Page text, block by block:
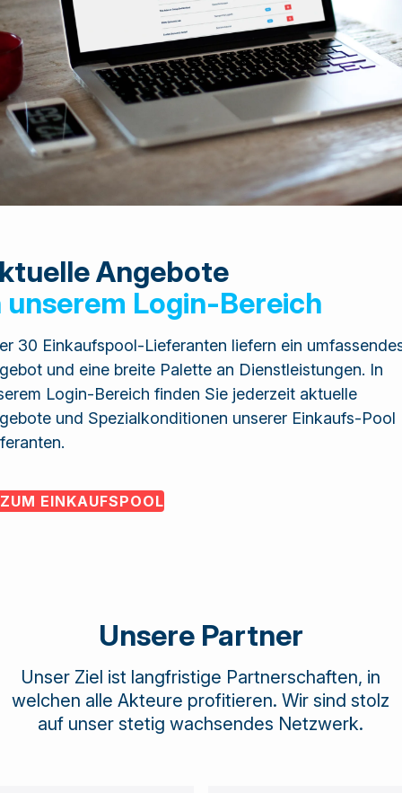
Angebote
unserem Login-Bereich
30 Einkaufspool-Lieferanten liefern ein
und eine breite Palette an Dienstleistungen. In
Login-Bereich finden Sie jederzeit aktuelle
und Spezialkonditionen unserer Einkaufs-Pool
ZUM EINKAUFSPOOL
Unsere Partner
Unser Ziel ist langfristige Partnerschaften, in
welchen alle Akteure profitieren. Wir sind stolz
auf unser stetig wachsendes Netzwerk.